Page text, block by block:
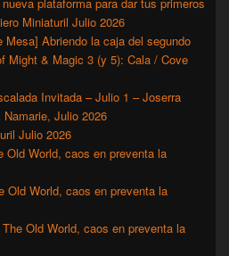
Miniaturil Julio 2026
Mesa] Abriendo la caja del segundo
Might & Magic 3 (y 5): Cala / Cove
Invitada – Julio 1 – Joserra
Julio 2026
Julio 2026
Old World, caos en preventa la
Old World, caos en preventa la
Old World, caos en preventa la